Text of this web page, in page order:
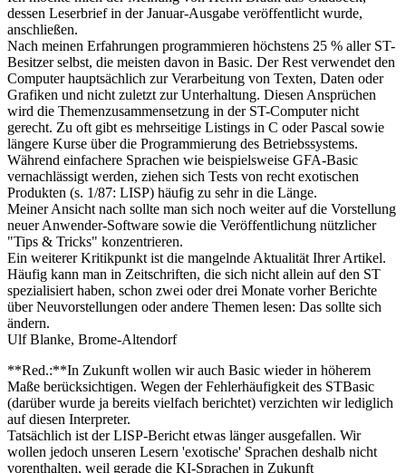
dessen Leserbrief in der Januar-Ausgabe veröffentlicht wurde,
anschließen.
Nach meinen Erfahrungen programmieren höchstens 25 % aller ST-
Besitzer selbst, die meisten davon in Basic. Der Rest verwendet den
Computer hauptsächlich zur Verarbeitung von Texten, Daten oder
Grafiken und nicht zuletzt zur Unterhaltung. Diesen Ansprüchen
wird die Themenzusammensetzung in der ST-Computer nicht
gerecht. Zu oft gibt es mehrseitige Listings in C oder Pascal sowie
längere Kurse über die Programmierung des Betriebssystems.
Während einfachere Sprachen wie beispielsweise GFA-Basic
vernachlässigt werden, ziehen sich Tests von recht exotischen
Produkten (s. 1/87: LISP) häufig zu sehr in die Länge.
Meiner Ansicht nach sollte man sich noch weiter auf die Vorstellung
neuer Anwender-Software sowie die Veröffentlichung nützlicher
"Tips & Tricks" konzentrieren.
Ein weiterer Kritikpunkt ist die mangelnde Aktualität Ihrer Artikel.
Häufig kann man in Zeitschriften, die sich nicht allein auf den ST
spezialisiert haben, schon zwei oder drei Monate vorher Berichte
über Neuvorstellungen oder andere Themen lesen: Das sollte sich
ändern.
Ulf Blanke, Brome-Altendorf
**Red.:**In Zukunft wollen wir auch Basic wieder in höherem
Maße berücksichtigen. Wegen der Fehlerhäufigkeit des STBasic
(darüber wurde ja bereits vielfach berichtet) verzichten wir lediglich
auf diesen Interpreter.
Tatsächlich ist der LISP-Bericht etwas länger ausgefallen. Wir
wollen jedoch unseren Lesern 'exotische' Sprachen deshalb nicht
vorenthalten, weil gerade die KI-Sprachen in Zukunft